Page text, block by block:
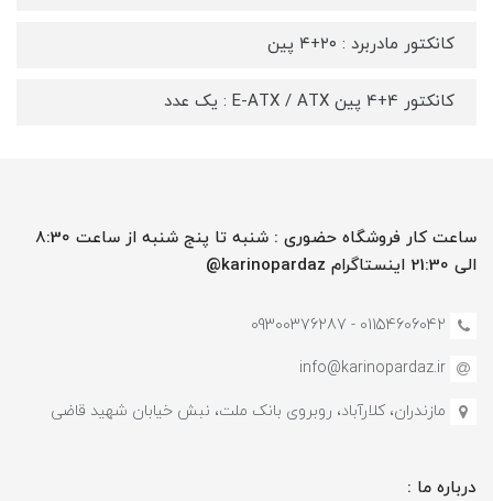
کانکتور مادربرد : ۲۰+۴ پین
کانکتور 4+4 پین E-ATX / ATX : یک عدد
ساعت کار فروشگاه حضوری : شنبه تا پنج شنبه از ساعت 8:30
الی 21:30 اینستاگرام karinopardaz@
01154606042 - 09300376287
info@karinopardaz.ir
مازندران، کلارآباد، روبروی بانک ملت، نبش خیابان شهید قاضی
درباره ما :